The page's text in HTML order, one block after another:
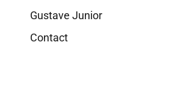
Gustave Junior
Contact